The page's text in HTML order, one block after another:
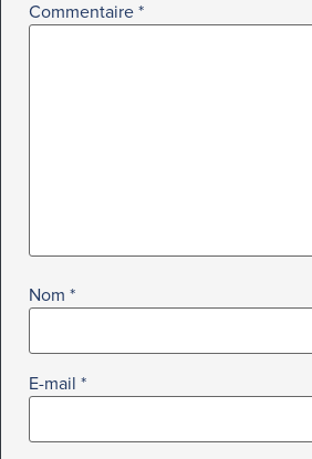
Commentaire *
Nom *
E-mail *